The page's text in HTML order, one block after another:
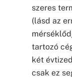
szeres
(lásd az
tartozó
két
csak ez